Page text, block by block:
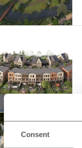
Consent